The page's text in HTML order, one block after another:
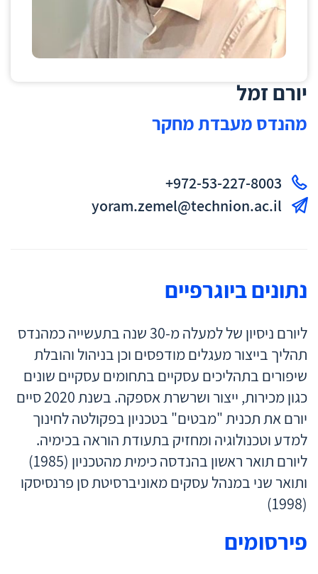
יורם זמל
מהנדס מעבדת מחקר
972-53-227-8003+
yoram.zemel@technion.ac.il
נתונים ביוגרפיים
ליורם ניסיון של למעלה מ-30 שנה בתעשייה כמהנדס
תהליך בייצור מעגלים מודפסים וכן בניהול והובלת
שיפורים בתהליכים עסקיים בתחומים עסקיים שונים
כגון מכירות, ייצור ושרשרת אספקה. בשנת 2020 סיים
יורם את תכנית "מבטים" בטכניון בפקולטה לחינוך
למדע וטכנולוגיה ומחזיק בתעודת הוראה בכימיה.
ליורם תואר ראשון בהנדסה כימית מהטכניון (1985)
ותואר שני במנהל עסקים מאוניברסיטת סן פרנסיסקו
(1998)
פירסומים